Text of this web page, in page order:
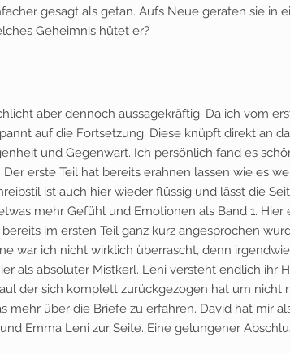
gesagt als getan. Aufs Neue geraten sie in
Geheimnis hütet er?
aber dennoch aussagekräftig. Da ich vom
auf die Fortsetzung. Diese knüpft direkt an
und Gegenwart. Ich persönlich fand es
erste Teil hat bereits erahnen lassen wie es
ist auch hier wieder flüssig und lässt die
mehr Gefühl und Emotionen als Band 1. Hier
im ersten Teil ganz kurz angesprochen
war ich nicht wirklich überrascht, denn
als absoluter Mistkerl. Leni versteht endlich ihr
der sich komplett zurückgezogen hat um nicht
mehr über die Briefe zu erfahren. David hat mir
Emma Leni zur Seite. Eine gelungener